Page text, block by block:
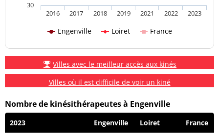
Engenville Loiret France
2016 2017 2018 2019 2021 2022 2023
30
Villes avec le meilleur accès aux kinés
Villes où il est difficile de voir un kiné
Nombre de kinésithérapeutes à Engenville
2023 Engenville Loiret France